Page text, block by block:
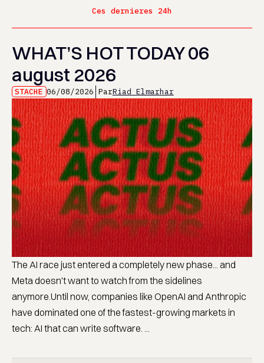
Ces dernieres 24h
WHAT’S HOT TODAY 06
august 2026
STACHE 06/08/2026 ParRiad Elmarhar
The AI race just entered a completely new phase... and
Meta doesn't want to watch from the sidelines
anymore.Until now, companies like OpenAI and Anthropic
have dominated one of the fastest-growing markets in
tech: AI that can write software. ...